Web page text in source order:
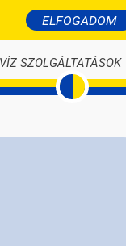
ELFOGADOM
SZOLGÁLTATÁSOK